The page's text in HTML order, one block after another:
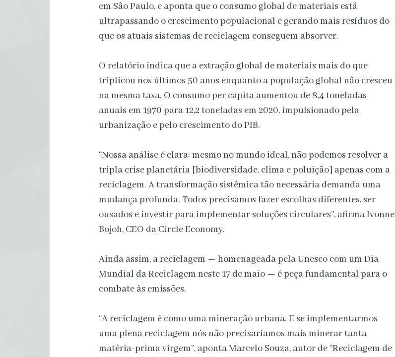
em São Paulo, e aponta que o consumo global de materiais está
ultrapassando o crescimento populacional e gerando mais resíduos do
que os atuais sistemas de reciclagem conseguem absorver.
O relatório indica que a extração global de materiais mais do que
triplicou nos últimos 50 anos enquanto a população global não cresceu
na mesma taxa. O consumo per capita aumentou de 8,4 toneladas
anuais em 1970 para 12,2 toneladas em 2020, impulsionado pela
urbanização e pelo crescimento do PIB.
“Nossa análise é clara: mesmo no mundo ideal, não podemos resolver a
tripla crise planetária [biodiversidade, clima e poluição] apenas com a
reciclagem. A transformação sistêmica tão necessária demanda uma
mudança profunda. Todos precisamos fazer escolhas diferentes, ser
ousados e investir para implementar soluções circulares”, afirma Ivonne
Bojoh, CEO da Circle Economy.
Ainda assim, a reciclagem — homenageada pela Unesco com um Dia
Mundial da Reciclagem neste 17 de maio — é peça fundamental para o
combate às emissões.
“A reciclagem é como uma mineração urbana. E se implementarmos
uma plena reciclagem nós não precisaríamos mais minerar tanta
matéria-prima virgem”, aponta Marcelo Souza, autor de “Reciclagem de